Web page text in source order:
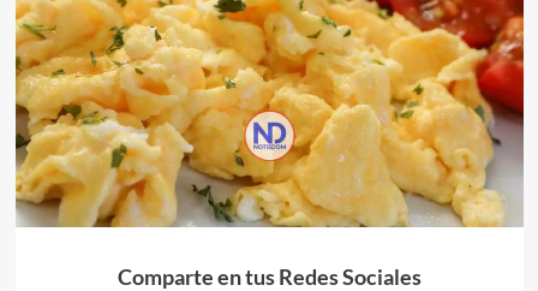
Comparte en tus Redes Sociales